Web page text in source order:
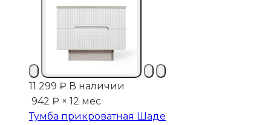
11 299 ₽ В наличии
942 ₽ × 12 мес
Тумба прикроватная Шаде